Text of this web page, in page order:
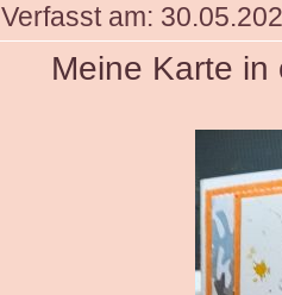
Verfasst am:
Meine Karte